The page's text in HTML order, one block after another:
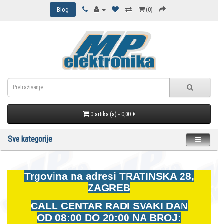
Blog (0)
0 artikal(a) - 0,00 €
Sve kategorije
Trgovina na adresi TRATINSKA 28,
ZAGREB
CALL CENTAR RADI SVAKI DAN
OD 08:00 DO 20:00 NA BROJ: